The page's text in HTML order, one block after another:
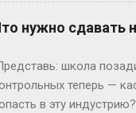
то
366 дней делим на 7 —
выходными? Могут, но
Выходных будет по 53. Но
нужно сдавать
школа
теперь —
в эту